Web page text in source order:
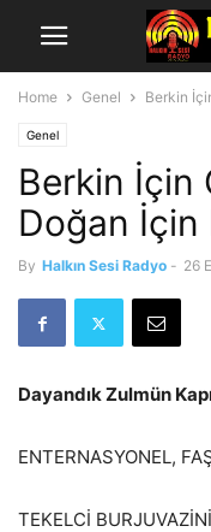
Home Genel Berkin
Genel
Berkin İçin
Doğan İçin
By Halkın Sesi Radyo - 26
Dayandık Zulmün
ENTERNASYONEL,
TEKELCİ